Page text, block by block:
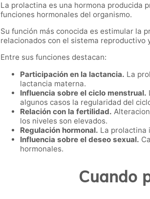
La prolactina es una hormona producida
funciones hormonales del organismo.
Su función más conocida es estimular la
relacionados con el sistema reproductivo
Entre sus funciones destacan:
Participación en la lactancia. La
lactancia materna.
Influencia sobre el ciclo menstrual.
algunos casos la regularidad del
Relación con la fertilidad.
los niveles son elevados.
Regulación hormonal. La prolactina
Influencia sobre el deseo sexual.
hormonales.
Cuando